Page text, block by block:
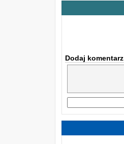
Dodaj komentarz